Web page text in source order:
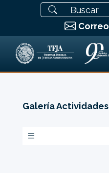
Correo
Galería Actividades